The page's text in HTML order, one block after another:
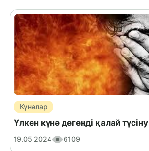
Күнәлар
Үлкен күнә дегенді қалай
19.05.2024 6109